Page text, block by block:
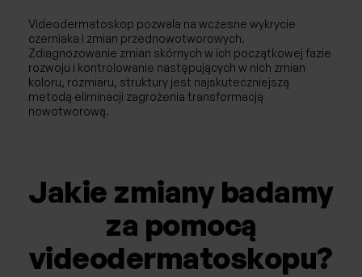
Afereza/Apherese
Reumatologia
Badania
Videodermatoskop pozwala na wczesne wykrycie
czerniaka i zmian przednowotworowych.
Zdiagnozowanie zmian skórnych w ich początkowej fazie
rozwoju i kontrolowanie następujących w nich zmian
koloru, rozmiaru, struktury jest najskuteczniejszą
metodą eliminacji zagrożenia transformacją
nowotworową.
Jakie zmiany badamy
za pomocą
videodermatoskopu?